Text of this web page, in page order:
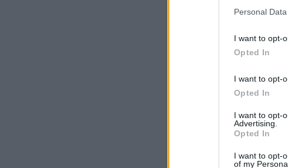
Personal
I want to opt-
Opted In
I want to opt-
Opted In
I want to opt-
Advertising.
Opted In
I want to opt-
of my